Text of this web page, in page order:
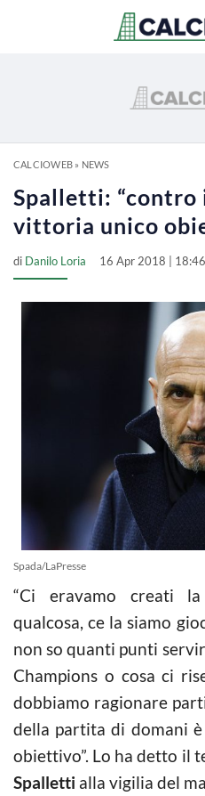
CALCIOWEB» NEWS
Spalletti: “contro
vittoria unico
di Danilo Loria 16 Apr 2018 | 18:46
Spada/LaPresse
“Ci eravamo creati
qualcosa, ce la siamo
non so quanti punti
Champions o cosa ci
dobbiamo ragionare
della partita di domani
obiettivo”. Lo ha detto il
Spalletti alla vigilia del